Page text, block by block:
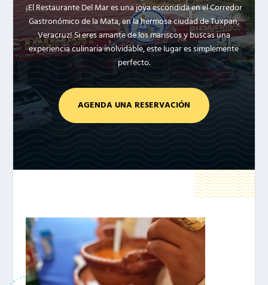
¡El Restaurante Del Mar es una joya escondida en el Corredor
Gastronómico de la Mata, en la hermosa ciudad de Tuxpan,
Veracruz! Si eres amante de los mariscos y buscas una
experiencia culinaria inolvidable, este lugar es simplemente
perfecto.
AGENDA UNA RESERVACIÓN